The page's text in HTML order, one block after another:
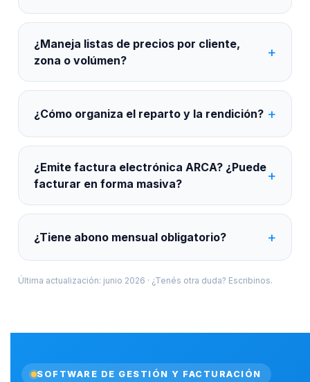
¿Maneja listas de precios por cliente,
zona o volúmen?
¿Cómo organiza el reparto y la rendición?
¿Emite factura electrónica ARCA? ¿Puede
facturar en forma masiva?
¿Tiene abono mensual obligatorio?
Última actualización: junio 2026 · ¿Tenés otra duda? Escribinos.
SOFTWARE DE GESTIÓN Y FACTURACIÓN